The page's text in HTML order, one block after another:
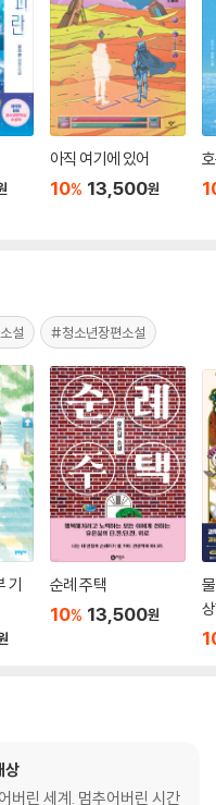
아직 여기에 있어
10% 13,500원
설 #청소년장편소설
기
순례 주택
10% 13,500원
상
버린 세계. 멈추어버린 시간